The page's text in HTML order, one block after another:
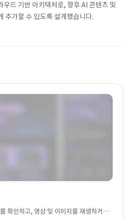
우드 기반 아키텍처로, 향후 AI 콘텐츠 및
추가할 수 있도록 설계했습니다.
확인하고, 영상 및 이미지를 재생하거나